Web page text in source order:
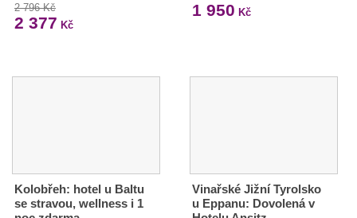
2 796 Kč
2 377 Kč
1 950 Kč
Kolobřeh: hotel u Baltu
se stravou, wellness i 1
Vinařské Jižní Tyrolsko
u Eppanu: Dovolená v